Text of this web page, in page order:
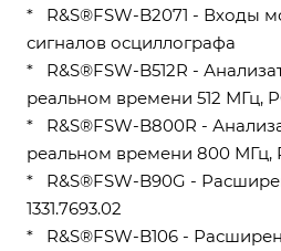
* R&S®FSW-B2071 - Входы
сигналов осциллографа
* R&S®FSW-B512R -
реальном времени 512 МГц,
* R&S®FSW-B800R -
реальном времени 800 МГц,
* R&S®FSW-B90G -
1331.7693.02
* R&S®FSW-B106 -